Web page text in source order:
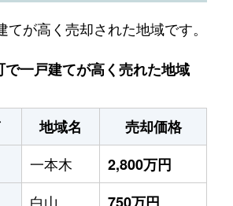
が高く売却された地域です。
一戸建てが高く売れた地域
地域名
売却価格
一本木
2,800万円
白山 750万円